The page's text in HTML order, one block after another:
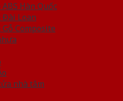
Hàn Quốc
Đài Loan
Composite
nhà tắm